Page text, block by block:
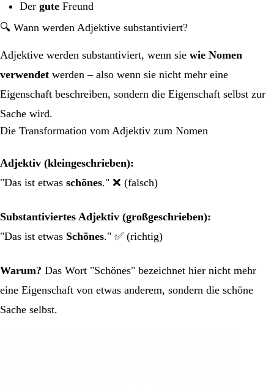
Der gute Freund
🔍 Wann werden Adjektive substantiviert?
Adjektive werden substantiviert, wenn sie wie Nomen
verwendet werden – also wenn sie nicht mehr eine
Eigenschaft beschreiben, sondern die Eigenschaft selbst zur
Sache wird.
Die Transformation vom Adjektiv zum Nomen
Adjektiv (kleingeschrieben):
"Das ist etwas schönes." ❌ (falsch)
Substantiviertes Adjektiv (großgeschrieben):
"Das ist etwas Schönes." ✅ (richtig)
Warum? Das Wort "Schönes" bezeichnet hier nicht mehr
eine Eigenschaft von etwas anderem, sondern die schöne
Sache selbst.